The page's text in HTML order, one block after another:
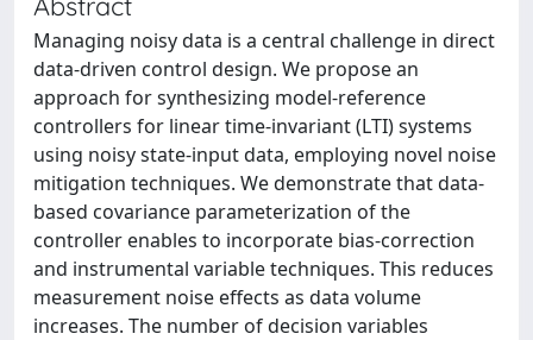
Managing noisy data is a central challenge in direct
data-driven control design. We propose an
approach for synthesizing model-reference
controllers for linear time-invariant (LTI) systems
using noisy state-input data, employing novel noise
mitigation techniques. We demonstrate that data-
based covariance parameterization of the
controller enables to incorporate bias-correction
and instrumental variable techniques. This reduces
measurement noise effects as data volume
increases. The number of decision variables